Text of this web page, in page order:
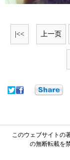
|<< 上一页
このウェブサイトの
の無断転載を